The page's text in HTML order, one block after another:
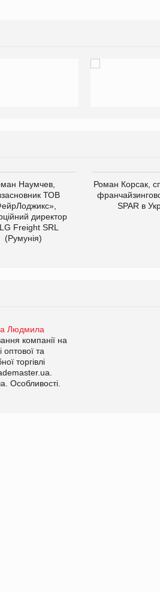
Наумчев,
ТОВ
директор
Freight SRL
(Румунія)
Роман Корсак,
SPAR в
Людмила
компанії на
оптової та
торгівлі
Особливості.